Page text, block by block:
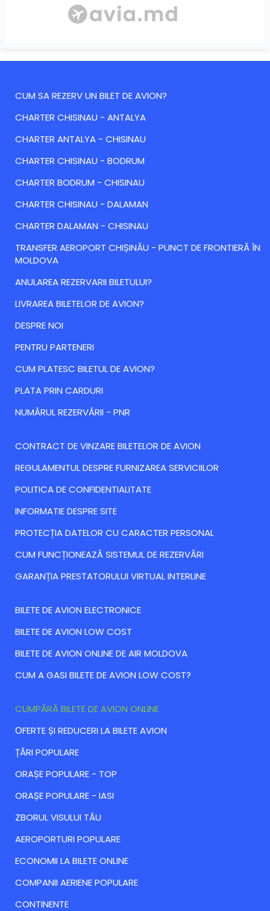
CUM SA REZERV UN BILET DE AVION?
CHARTER CHISINAU - ANTALYA
CHARTER ANTALYA - CHISINAU
CHARTER CHISINAU - BODRUM
CHARTER BODRUM - CHISINAU
CHARTER CHISINAU - DALAMAN
CHARTER DALAMAN - CHISINAU
TRANSFER AEROPORT CHIȘINĂU - PUNCT DE FRONTIERĂ ÎN
MOLDOVA
ANULAREA REZERVARII BILETULUI?
LIVRAREA BILETELOR DE AVION?
DESPRE NOI
PENTRU PARTENERI
CUM PLATESC BILETUL DE AVION?
PLATA PRIN CARDURI
NUMĂRUL REZERVĂRII - PNR
CONTRACT DE VINZARE BILETELOR DE AVION
REGULAMENTUL DESPRE FURNIZAREA SERVICIILOR
POLITICA DE CONFIDENTIALITATE
INFORMATIE DESPRE SITE
PROTECȚIA DATELOR CU CARACTER PERSONAL
CUM FUNCȚIONEAZĂ SISTEMUL DE REZERVĂRI
GARANȚIA PRESTATORULUI VIRTUAL INTERLINE
BILETE DE AVION ELECTRONICE
BILETE DE AVION LOW COST
BILETE DE AVION ONLINE DE AIR MOLDOVA
CUM A GASI BILETE DE AVION LOW COST?
CUMPĂRĂ BILETE DE AVION ONLINE
ОFERTE ȘI REDUCERI LA BILETE AVION
ȚĂRI POPULARE
ORAȘE POPULARE - TOP
ORAȘE POPULARE - IASI
ZBORUL VISULUI TĂU
AEROPORTURI POPULARE
ECONOMII LA BILETE ONLINE
COMPANII AERIENE POPULARE
CONTINENTE